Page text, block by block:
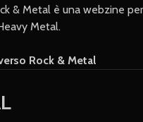
& Metal è una webzine
Metal.
Rock & Metal